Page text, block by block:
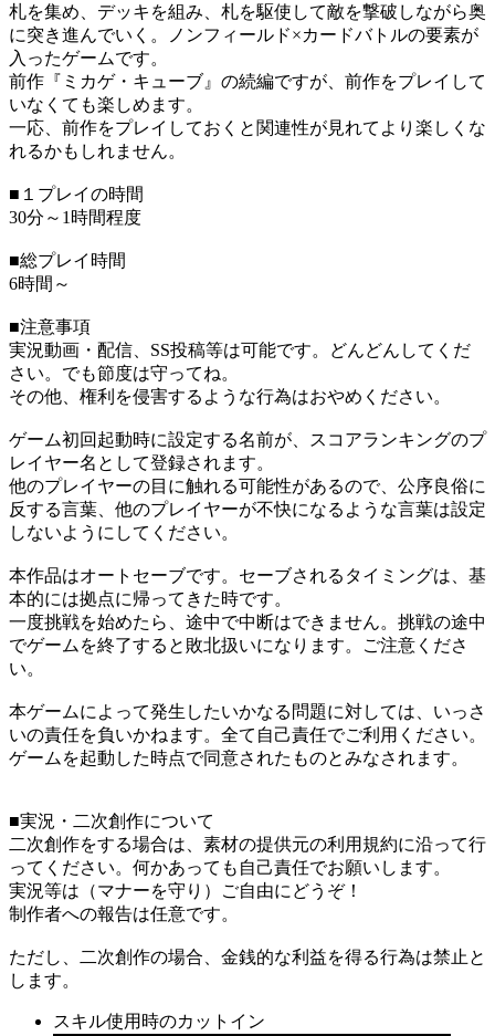
札を集め、デッキを組み、札を駆使して敵を撃破しながら奥
に突き進んでいく。ノンフィールド×カードバトルの要素が
入ったゲームです。
前作『ミカゲ・キューブ』の続編ですが、前作をプレイして
いなくても楽しめます。
一応、前作をプレイしておくと関連性が見れてより楽しくな
れるかもしれません。
■１プレイの時間
30分～1時間程度
■総プレイ時間
6時間～
■注意事項
実況動画・配信、SS投稿等は可能です。どんどんしてくだ
さい。でも節度は守ってね。
その他、権利を侵害するような行為はおやめください。
ゲーム初回起動時に設定する名前が、スコアランキングのプ
レイヤー名として登録されます。
他のプレイヤーの目に触れる可能性があるので、公序良俗に
反する言葉、他のプレイヤーが不快になるような言葉は設定
しないようにしてください。
本作品はオートセーブです。セーブされるタイミングは、基
本的には拠点に帰ってきた時です。
一度挑戦を始めたら、途中で中断はできません。挑戦の途中
でゲームを終了すると敗北扱いになります。ご注意くださ
い。
本ゲームによって発生したいかなる問題に対しては、いっさ
いの責任を負いかねます。全て自己責任でご利用ください。
ゲームを起動した時点で同意されたものとみなされます。
■実況・二次創作について
二次創作をする場合は、素材の提供元の利用規約に沿って行
ってください。何かあっても自己責任でお願いします。
実況等は（マナーを守り）ご自由にどうぞ！
制作者への報告は任意です。
ただし、二次創作の場合、金銭的な利益を得る行為は禁止と
します。
スキル使用時のカットイン